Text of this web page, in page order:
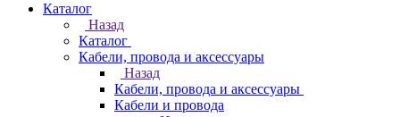
Каталог
Назад
Каталог
Кабели, провода и аксессуары
Назад
Кабели, провода и аксессуары
Кабели и провода